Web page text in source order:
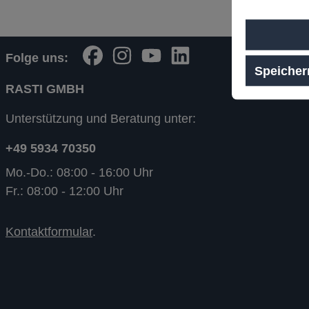
Folge uns:
RASTI GMBH
Unterstützung und Beratung unter:
+49 5934 70350
Mo.-Do.: 08:00 - 16:00 Uhr
Fr.: 08:00 - 12:00 Uhr
Kontaktformular.